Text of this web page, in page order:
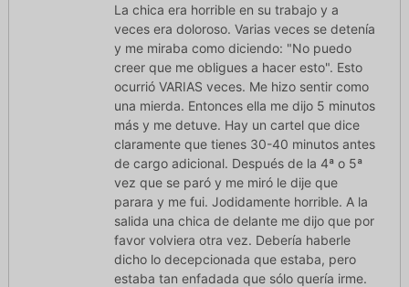
La chica era horrible en su trabajo y a
veces era doloroso. Varias veces se detenía
y me miraba como diciendo: "No puedo
creer que me obligues a hacer esto". Esto
ocurrió VARIAS veces. Me hizo sentir como
una mierda. Entonces ella me dijo 5 minutos
más y me detuve. Hay un cartel que dice
claramente que tienes 30-40 minutos antes
de cargo adicional. Después de la 4ª o 5ª
vez que se paró y me miró le dije que
parara y me fui. Jodidamente horrible. A la
salida una chica de delante me dijo que por
favor volviera otra vez. Debería haberle
dicho lo decepcionada que estaba, pero
estaba tan enfadada que sólo quería irme.